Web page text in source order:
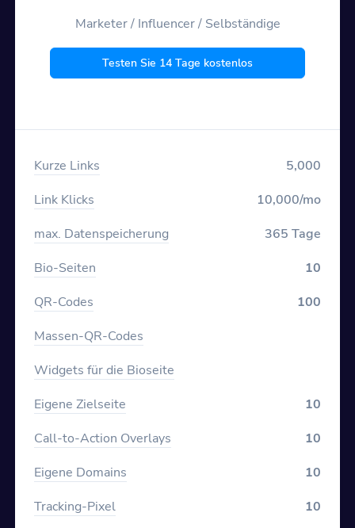
Marketer / Influencer / Selbständige
Testen Sie 14 Tage kostenlos
Kurze Links
5,000
Link Klicks
10,000/mo
max. Datenspeicherung
365 Tage
Bio-Seiten
10
QR-Codes
100
Massen-QR-Codes
Widgets für die Bioseite
Eigene Zielseite
10
Call-to-Action Overlays
10
Eigene Domains
10
Tracking-Pixel
10